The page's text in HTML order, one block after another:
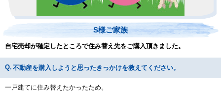
S様ご家族
自宅売却が確定したところで住み替え先をご購入頂きました。
不動産を購入しようと思ったきっかけを教えてください。
一戸建てに住み替えたかったため。